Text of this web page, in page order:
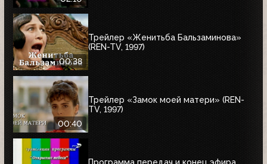
00:38
Трейлер «Женитьба Бальзаминова»
(REN-TV, 1997)
00:40
Трейлер «Замок моей матери» (REN-
TV, 1997)
Программа передач и конец эфира